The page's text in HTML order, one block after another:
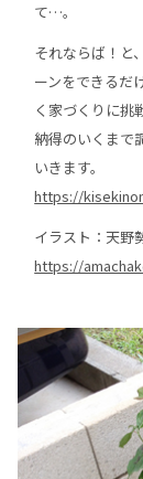
て…。
それならば！と
ーンをできるだ
く家づくりに挑
納得のいくまで
いきます。
https://
イラスト：天野
https://